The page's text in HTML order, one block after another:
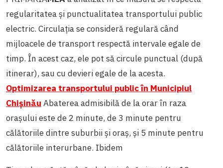
regularitatea și punctualitatea transportului public
electric. Circulaţia se consideră regulară când
mijloacele de transport respectă intervale egale de
timp. În acest caz, ele pot să circule punctual (după
itinerar), sau cu devieri egale de la acesta.
Optimizarea transportului public în Municipiul
Chișinău Abaterea admisibilă de la orar în raza
orașului este de 2 minute, de 3 minute pentru
călătoriile dintre suburbii și oraș, și 5 minute pentru
călătoriile interurbane. Ibidem